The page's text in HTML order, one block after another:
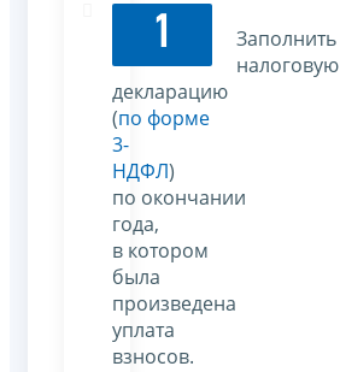
1
Заполнить
налоговую
декларацию
(по форме
3-
НДФЛ)
по окончании
года,
в котором
была
произведена
уплата
взносов.